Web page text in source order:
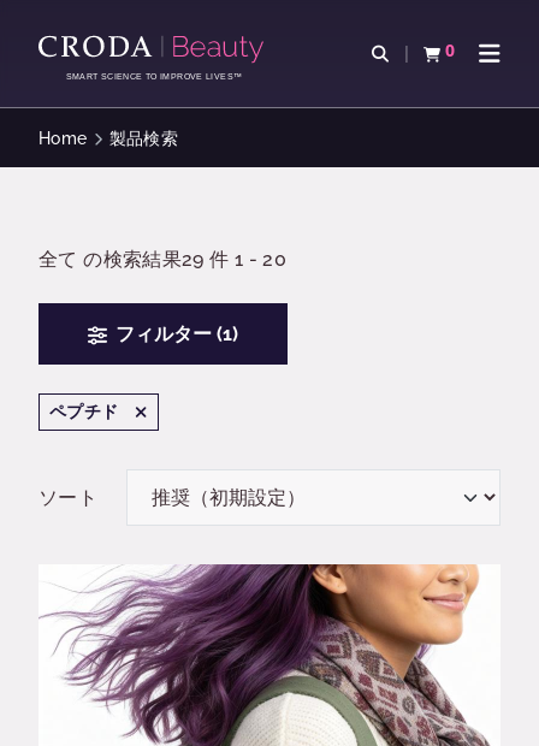
ン
を
ー
ス
SMART SCIENCE TO IMPROVE LIVES™
検索を開く
0
カートを確認す
ナビ
Home 製品検索
全て の検索結果29 件 1 - 20
フィルター (1)
ペプチド
ソート